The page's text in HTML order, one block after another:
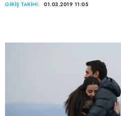
GİRİŞ TARİHİ: 01.03.2019 11:05